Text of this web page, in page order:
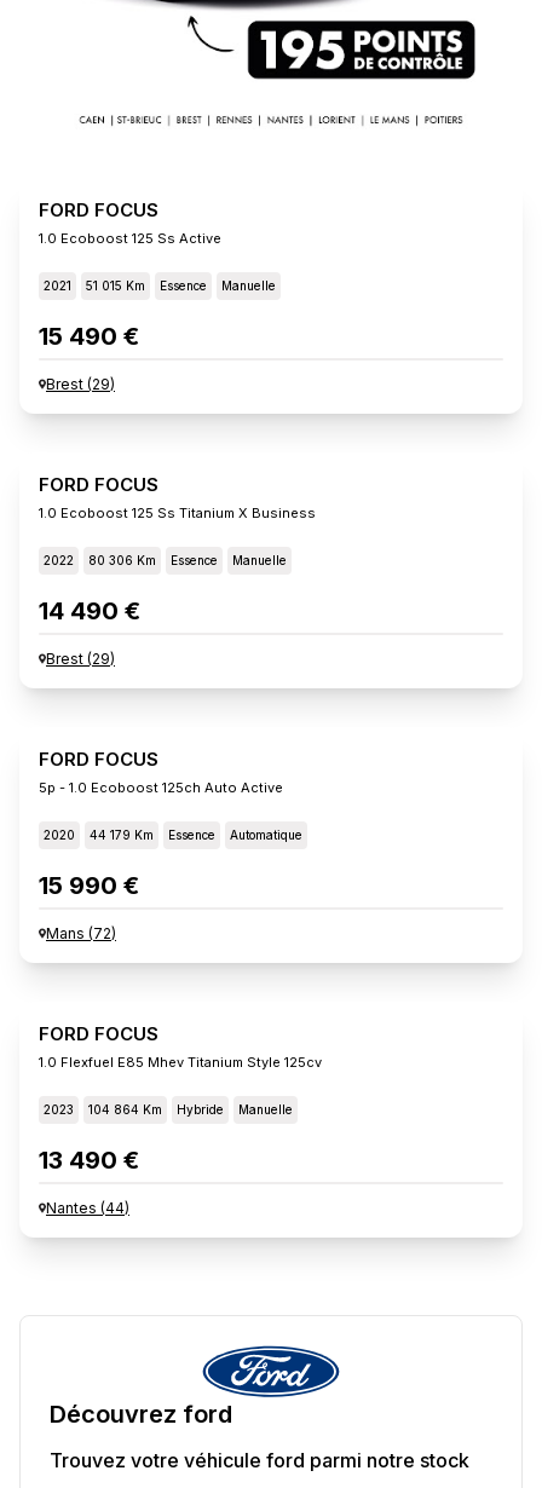
FORD FOCUS
1.0 Ecoboost 125 Ss Active
2021 51 015 Km Essence Manuelle
15 490 €
Brest (29)
FORD FOCUS
1.0 Ecoboost 125 Ss Titanium X Business
2022 80 306 Km Essence Manuelle
14 490 €
Brest (29)
FORD FOCUS
5p - 1.0 Ecoboost 125ch Auto Active
2020 44 179 Km Essence Automatique
15 990 €
Mans (72)
FORD FOCUS
1.0 Flexfuel E85 Mhev Titanium Style 125cv
2023 104 864 Km Hybride Manuelle
13 490 €
Nantes (44)
Découvrez ford
Trouvez votre véhicule ford parmi notre stock